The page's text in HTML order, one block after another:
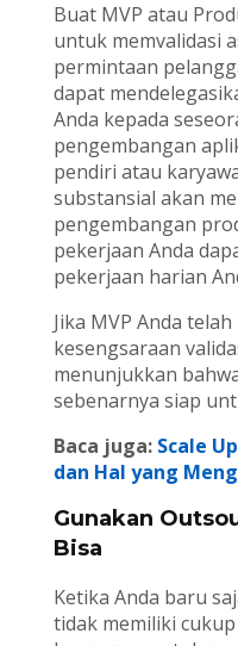
Buat MVP atau
untuk memvalidasi
permintaan
dapat
Anda kepada
pengembangan
pendiri atau
substansial akan
pengembangan
pekerjaan Anda
pekerjaan harian
Jika MVP Anda
kesengsaraan
menunjukkan
sebenarnya siap
Baca juga: Scale
dan Hal yang
Gunakan
Bisa
Ketika Anda baru
tidak memiliki